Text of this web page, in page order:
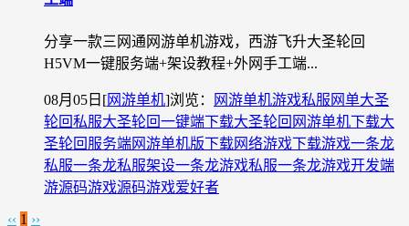
分享一款三网通网游单机游戏，西游飞升大圣轮回
H5VM一键服务端+架设教程+外网手工端...
08月05日 [网游单机]浏览： 网游单机游戏私服 网单大圣
轮回私服大圣轮回一键端下载大圣轮回网游单机下载大
圣轮回服务端网游单机版下载网络游戏下载游戏一条龙
私服一条龙私服架设一条龙游戏私服一条龙游戏开发端
游源码游戏源码游戏爱好者
‹‹ 1 ››